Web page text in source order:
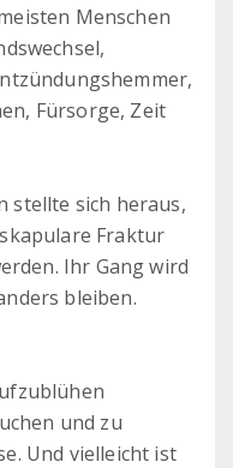
Menschen
Fürsorge, Zeit
stellte sich heraus,
Fraktur
Ihr Gang wird
bleiben.
und zu
Und vielleicht ist